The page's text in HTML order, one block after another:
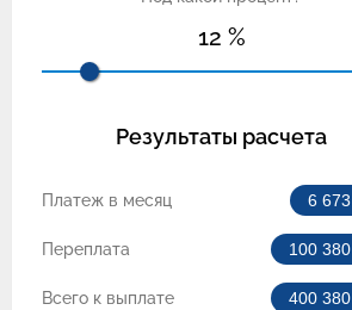
12 %
Результаты расчета
Платеж в месяц 6 673
Переплата 100 380
Всего к выплате 400 380